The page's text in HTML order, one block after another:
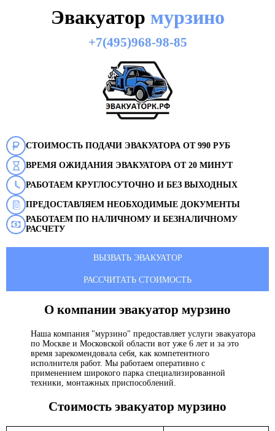
Эвакуатор мурзино
+7(495)968-98-85
СТОИМОСТЬ ПОДАЧИ ЭВАКУАТОРА ОТ 990 РУБ
ВРЕМЯ ОЖИДАНИЯ ЭВАКУАТОРА ОТ 20 МИНУТ
РАБОТАЕМ КРУГЛОСУТОЧНО И БЕЗ ВЫХОДНЫХ
ПРЕДОСТАВЛЯЕМ НЕОБХОДИМЫЕ ДОКУМЕНТЫ
РАБОТАЕМ ПО НАЛИЧНОМУ И БЕЗНАЛИЧНОМУ
РАСЧЕТУ
ВЫЗВАТЬ ЭВАКУАТОР
РАССЧИТАТЬ СТОИМОСТЬ
О компании эвакуатор мурзино
Наша компания "мурзино" предоставляет услуги эвакуатора
по Москве и Московской области вот уже 6 лет и за это
время зарекомендовала себя, как компетентного
исполнителя работ. Мы работаем оперативно с
применением широкого парка специализированной
техники, монтажных приспособлений.
Стоимость эвакуатор мурзино